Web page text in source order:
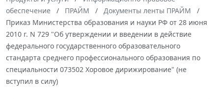
обеспечение
ПРАЙМ
Документы ленты ПРАЙМ
Приказ Министерства образования и науки РФ от 28 июня
2010 г. N 729 "Об утверждении и введении в действие
федерального государственного образовательного
стандарта среднего профессионального образования по
специальности 073502 Хоровое дирижирование" (не
вступил в силу)